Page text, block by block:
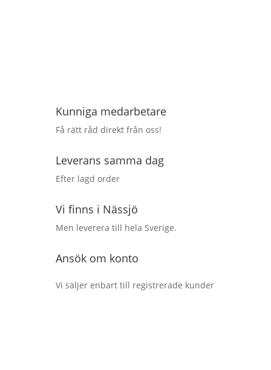
Kunniga medarbetare
Få rätt råd direkt från oss!
Leverans samma dag
Efter lagd order
Vi finns i Nässjö
Men leverera till hela Sverige.
Ansök om konto
Vi säljer enbart till registrerade kunder